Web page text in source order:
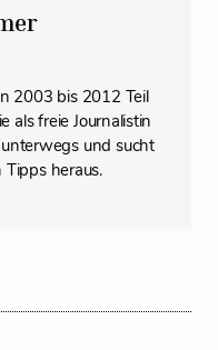
2003 bis 2012 Teil
als freie Journalistin
und sucht
heraus.